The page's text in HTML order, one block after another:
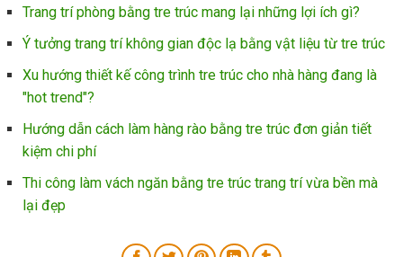
Trang trí phòng bằng tre trúc mang lại những lợi ích gì?
Ý tưởng trang trí không gian độc lạ bằng vật liệu từ tre trúc
Xu hướng thiết kế công trình tre trúc cho nhà hàng đang là
"hot trend"?
Hướng dẫn cách làm hàng rào bằng tre trúc đơn giản tiết
kiệm chi phí
Thi công làm vách ngăn bằng tre trúc trang trí vừa bền mà
lại đẹp